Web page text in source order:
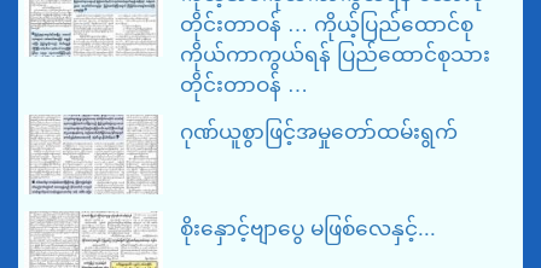
တိုင်းတာဝန် … ကိုယ့်ပြည်ထောင်စု
ကိုယ်ကာကွယ်ရန် ပြည်ထောင်စုသား
တိုင်းတာဝန် …
ဂုဏ်ယူစွာဖြင့်အမှုတော်ထမ်းရွက်
စိုးနှောင့်ဗျာပွေ မဖြစ်လေနှင့်...